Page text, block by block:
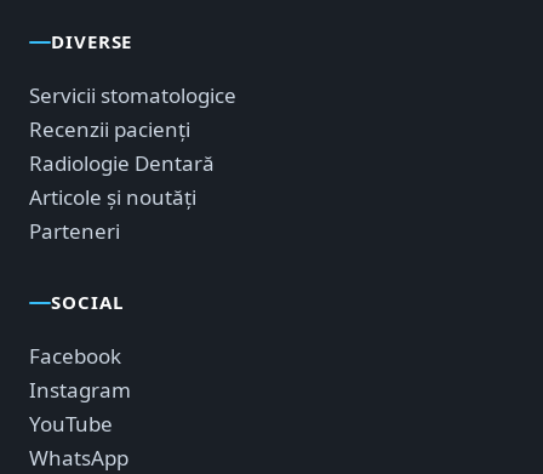
DIVERSE
Servicii stomatologice
Recenzii pacienți
Radiologie Dentară
Articole și noutăți
Parteneri
SOCIAL
Facebook
Instagram
YouTube
WhatsApp